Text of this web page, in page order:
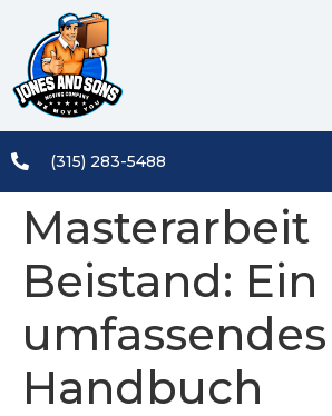
(315) 283-5488
Masterarbeit
Beistand: Ein
umfassendes
Handbuch